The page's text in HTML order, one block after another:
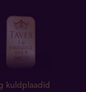
kuldplaadid